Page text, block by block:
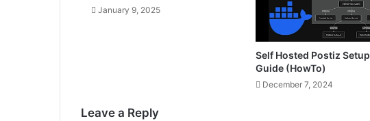
January 9, 2025
Self Hosted Postiz Setup
Guide (HowTo)
December 7, 2024
Leave a Reply